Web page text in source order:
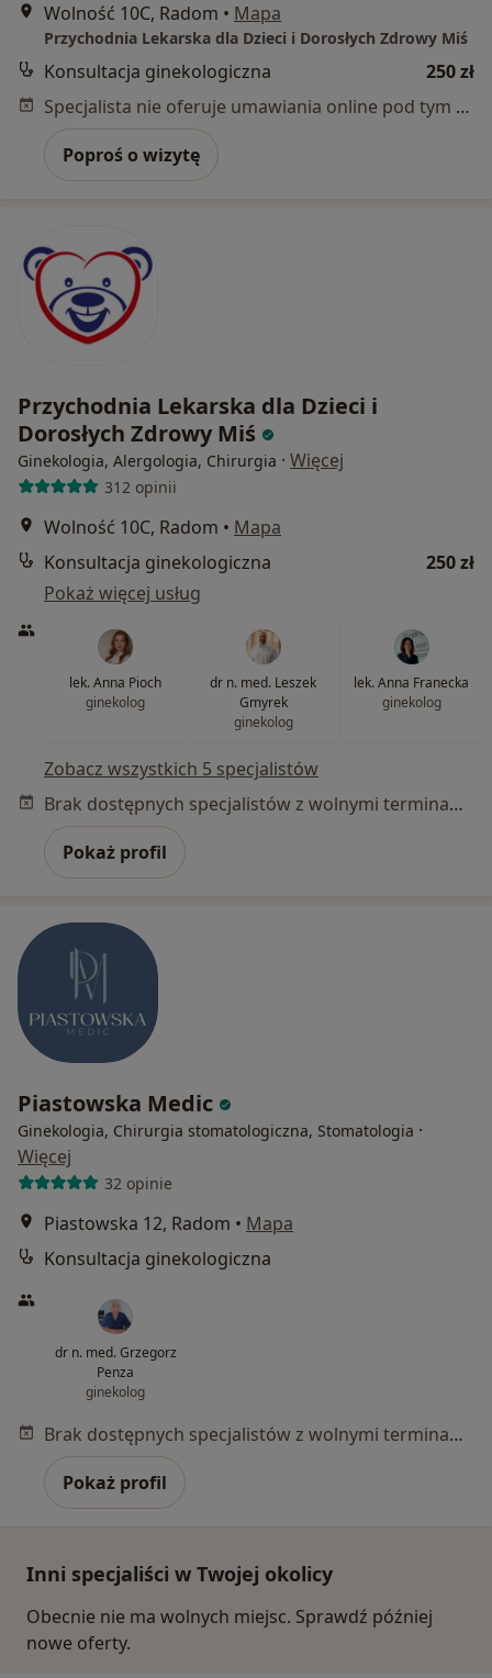
Wolność 10C, Radom • Mapa
Przychodnia Lekarska dla Dzieci i Dorosłych Zdrowy Miś
Konsultacja ginekologiczna
250 zł
Specjalista nie oferuje umawiania online pod tym adresem.
Poproś o wizytę
Przychodnia Lekarska dla Dzieci i
Dorosłych Zdrowy Miś
Ginekologia, Alergologia, Chirurgia · Więcej
312 opinii
Wolność 10C, Radom • Mapa
Konsultacja ginekologiczna
250 zł
Pokaż więcej usług
lek. Anna Pioch
ginekolog
dr n. med. Leszek
Gmyrek
ginekolog
lek. Anna Franecka
ginekolog
Zobacz wszystkich 5 specjalistów
Brak dostępnych specjalistów z wolnymi terminami w tym centrum medycznym.
Pokaż profil
Piastowska Medic
Ginekologia, Chirurgia stomatologiczna, Stomatologia ·
Więcej
32 opinie
Piastowska 12, Radom • Mapa
Konsultacja ginekologiczna
dr n. med. Grzegorz
Penza
ginekolog
Brak dostępnych specjalistów z wolnymi terminami w tym centrum medycznym.
Pokaż profil
Inni specjaliści w Twojej okolicy
Obecnie nie ma wolnych miejsc. Sprawdź później
nowe oferty.